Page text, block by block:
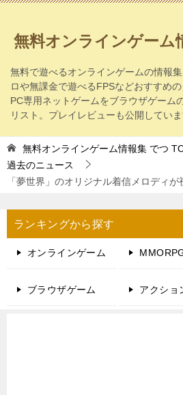
無料オンラインゲーム
無料で遊べるオンラインゲームの情報
ロや無課金で遊べるFPSなどおすすめ
PC専用ネットゲームをブラウザゲーム
リスト。プレイレビューも公開していま
無料オンラインゲーム情報集 でつ
過去のニュース
「夢世界」のオリジナル着信メロディが
ランキングから探す
オンラインゲーム
ブラウザゲーム アクショ